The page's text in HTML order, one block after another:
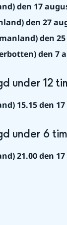
den 17
den 27
den
den 7
under 12
15.15 den
under 6
21.00 den